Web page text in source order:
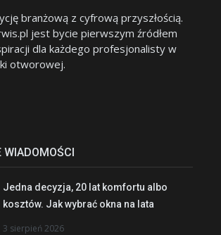
branżową z cyfrową przyszłością.
jest bycie pierwszym źródłem
dla każdego profesjonalisty w
otworowej.
Jedna decyzja, 20 lat komfortu albo
kosztów. Jak wybrać okna na lata
3 sierpień 2026